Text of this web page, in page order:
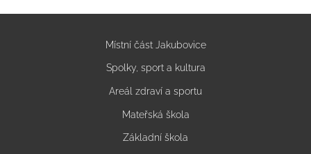
Místní část Jakubovice
Spolky, sport a kultura
Areál zdraví a sportu
Mateřská škola
Základní škola